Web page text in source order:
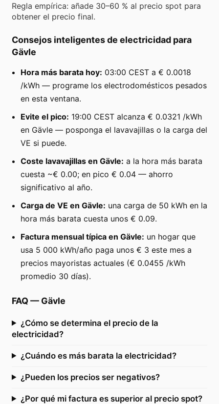
Regla empírica: añade 30–60 % al precio spot para
obtener el precio final.
Consejos inteligentes de electricidad para
Gävle
Hora más barata hoy: 03:00 CEST a € 0.0018
/kWh — programe los electrodomésticos pesados
en esta ventana.
Evite el pico: 19:00 CEST alcanza € 0.0321 /kWh
en Gävle — posponga el lavavajillas o la carga del
VE si puede.
Coste lavavajillas en Gävle: a la hora más barata
cuesta ~€ 0.00; en pico € 0.04 — ahorro
significativo al año.
Carga de VE en Gävle: una carga de 50 kWh en la
hora más barata cuesta unos € 0.09.
Factura mensual típica en Gävle: un hogar que
usa 5 000 kWh/año paga unos € 3 este mes a
precios mayoristas actuales (€ 0.0455 /kWh
promedio 30 días).
FAQ — Gävle
¿Cómo se determina el precio de la
electricidad?
¿Cuándo es más barata la electricidad?
¿Pueden los precios ser negativos?
¿Por qué mi factura es superior al precio spot?